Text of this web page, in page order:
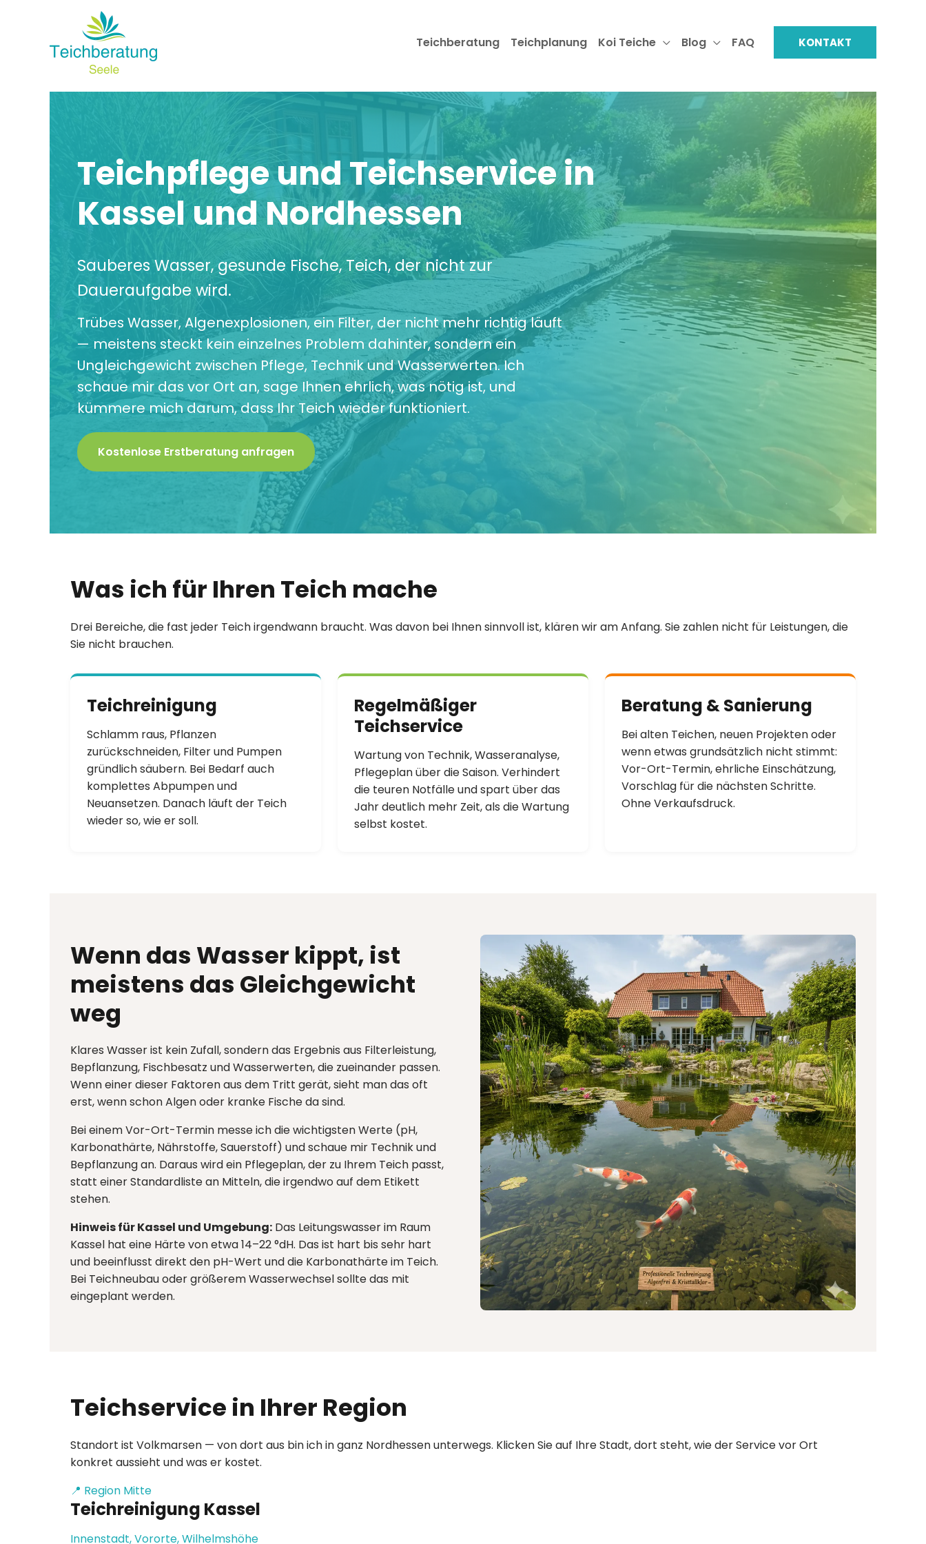
Teichberatung Teichplanung Koi Teiche Blog FAQ KONTAKT
Teichpflege und Teichservice in
Kassel und Nordhessen
Sauberes Wasser, gesunde Fische, Teich, der nicht zur
Daueraufgabe wird.
Trübes Wasser, Algenexplosionen, ein Filter, der nicht mehr richtig läuft
— meistens steckt kein einzelnes Problem dahinter, sondern ein
Ungleichgewicht zwischen Pflege, Technik und Wasserwerten. Ich
schaue mir das vor Ort an, sage Ihnen ehrlich, was nötig ist, und
kümmere mich darum, dass Ihr Teich wieder funktioniert.
Kostenlose Erstberatung anfragen
Was ich für Ihren Teich mache
Drei Bereiche, die fast jeder Teich irgendwann braucht. Was davon bei Ihnen sinnvoll ist, klären wir am Anfang. Sie zahlen nicht für Leistungen, die
Sie nicht brauchen.
Teichreinigung
Schlamm raus, Pflanzen
zurückschneiden, Filter und Pumpen
gründlich säubern. Bei Bedarf auch
komplettes Abpumpen und
Neuansetzen. Danach läuft der Teich
wieder so, wie er soll.
Regelmäßiger
Teichservice
Wartung von Technik, Wasseranalyse,
Pflegeplan über die Saison. Verhindert
die teuren Notfälle und spart über das
Jahr deutlich mehr Zeit, als die Wartung
selbst kostet.
Beratung & Sanierung
Bei alten Teichen, neuen Projekten oder
wenn etwas grundsätzlich nicht stimmt:
Vor-Ort-Termin, ehrliche Einschätzung,
Vorschlag für die nächsten Schritte.
Ohne Verkaufsdruck.
Wenn das Wasser kippt, ist
meistens das Gleichgewicht
weg
Klares Wasser ist kein Zufall, sondern das Ergebnis aus Filterleistung,
Bepflanzung, Fischbesatz und Wasserwerten, die zueinander passen.
Wenn einer dieser Faktoren aus dem Tritt gerät, sieht man das oft
erst, wenn schon Algen oder kranke Fische da sind.
Bei einem Vor-Ort-Termin messe ich die wichtigsten Werte (pH,
Karbonathärte, Nährstoffe, Sauerstoff) und schaue mir Technik und
Bepflanzung an. Daraus wird ein Pflegeplan, der zu Ihrem Teich passt,
statt einer Standardliste an Mitteln, die irgendwo auf dem Etikett
stehen.
Hinweis für Kassel und Umgebung: Das Leitungswasser im Raum
Kassel hat eine Härte von etwa 14–22 °dH. Das ist hart bis sehr hart
und beeinflusst direkt den pH-Wert und die Karbonathärte im Teich.
Bei Teichneubau oder größerem Wasserwechsel sollte das mit
eingeplant werden.
Teichservice in Ihrer Region
Standort ist Volkmarsen — von dort aus bin ich in ganz Nordhessen unterwegs. Klicken Sie auf Ihre Stadt, dort steht, wie der Service vor Ort
konkret aussieht und was er kostet.
📍 Region Mitte
Teichreinigung Kassel
Innenstadt, Vororte, Wilhelmshöhe